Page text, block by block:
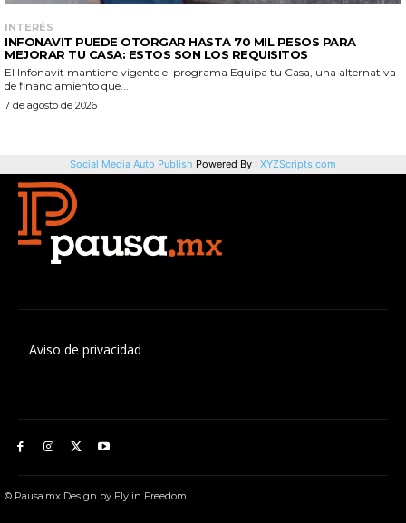
Aviso de privacidad
© Pausa.mx Design by Fly in Freedom